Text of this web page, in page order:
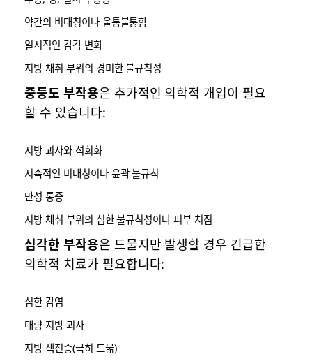
약간의 비대칭이나 울퉁불퉁함
일시적인 감각 변화
지방 채취 부위의 경미한 불규칙성
중등도 부작용은 추가적인 의학적 개입이 필요
할 수 있습니다:
지방 괴사와 석회화
지속적인 비대칭이나 윤곽 불규칙
만성 통증
지방 채취 부위의 심한 불규칙성이나 피부 처짐
심각한 부작용은 드물지만 발생할 경우 긴급한
의학적 치료가 필요합니다:
심한 감염
대량 지방 괴사
지방 색전증(극히 드묾)